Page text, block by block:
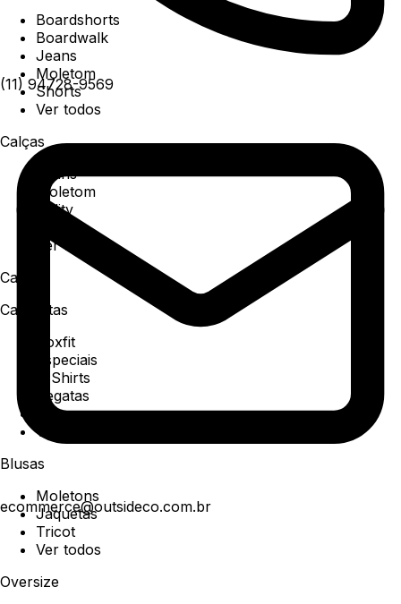
(11) 94728-9569
ecommerce@outsideco.com.br
Boardshorts
Boardwalk
Jeans
Moletom
Shorts
Ver todos
Calças
Jeans
Moletom
Utility
Ver todos
Camisa
Camisetas
Boxfit
Especiais
T-Shirts
Regatas
Polo
Ver todos
Blusas
Moletons
Jaquetas
Tricot
Ver todos
Oversize